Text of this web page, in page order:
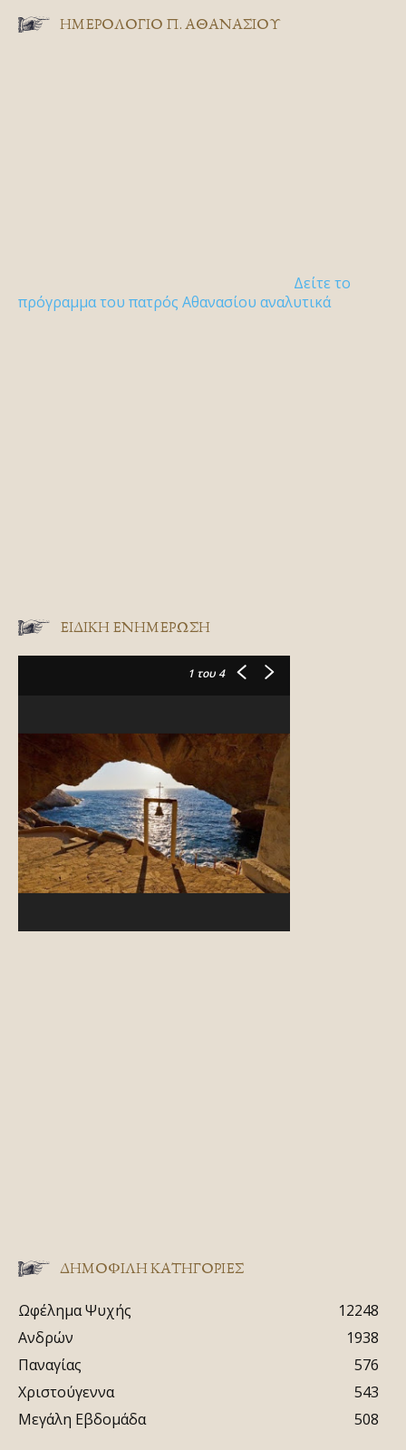
ΗΜΕΡΟΛΟΓΙΟ Π. ΑΘΑΝΑΣΙΟΥ
Δείτε το
πρόγραμμα του πατρός Αθανασίου αναλυτικά
ΕΙΔΙΚΉ ΕΝΗΜΈΡΩΣΗ
1 του 4
ΔΗΜΟΦΙΛΗ ΚΑΤΗΓΟΡΙΕΣ
Ωφέλημα Ψυχής
12248
Ανδρών
1938
Παναγίας
576
Χριστούγεννα
543
Μεγάλη Εβδομάδα
508